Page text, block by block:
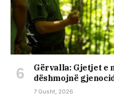
Gërvalla: Gjetjet e
dëshmojnë
7 Gusht, 2026